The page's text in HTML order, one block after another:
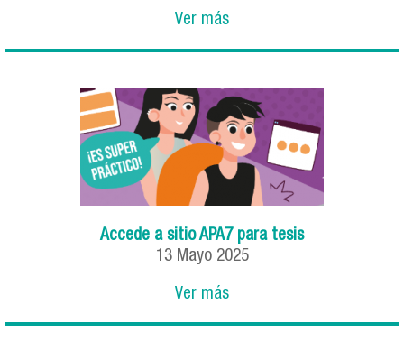
Ver más
Accede a sitio APA7 para tesis
13 Mayo 2025
Ver más